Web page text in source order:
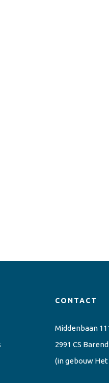
CONTACT
Middenbaan
2991 CS
(in gebouw